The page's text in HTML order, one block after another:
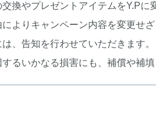
交換やプレゼントアイテムをY.P
によりキャンペーン内容を変更せ
、告知を行わせていただきます。
するいかなる損害にも、補償や補